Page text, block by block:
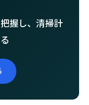
握し、清掃計